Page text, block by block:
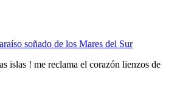
soñado de los Mares del Sur
islas ! me reclama el corazón lienzos de